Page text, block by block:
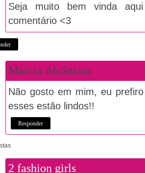
Seja muito bem vinda
comentário <3
Márcia Alcântara
Não gosto em mim, eu
esses estão lindos!!
Responder
2 fashion girls